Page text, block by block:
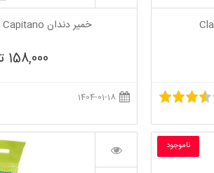
خمیر دندان Capitano مدل Anti Tartar
158,000 تومان
ناموجود